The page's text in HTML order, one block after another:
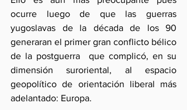
ocurre luego de que las guerras
yugoslavas de la década de los 90
generaran el primer gran conflicto bélico
de la postguerra  que complicó, en su
dimensión suroriental, al espacio
geopolítico de orientación liberal más
adelantado: Europa.